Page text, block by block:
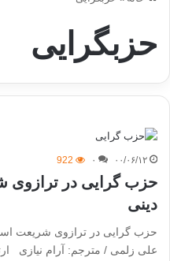
حزبگرایی
۰۰/۰۶/۱۲ ۰ 922
حزب گرایی در ترازوی
دینی
حزب گرایی در ترازوی شریعت
على زلمی / مترجم: آرام نیازی